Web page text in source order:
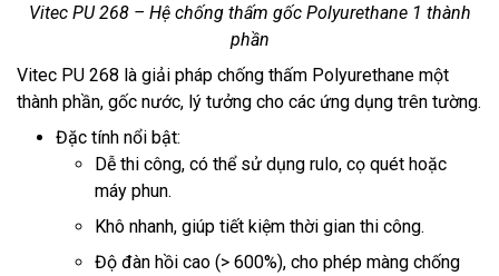
Vitec PU 268 – Hệ chống thấm gốc Polyurethane 1 thành
phần
Vitec PU 268 là giải pháp chống thấm Polyurethane một
thành phần, gốc nước, lý tưởng cho các ứng dụng trên tường.
Đặc tính nổi bật:
Dễ thi công, có thể sử dụng rulo, cọ quét hoặc
máy phun.
Khô nhanh, giúp tiết kiệm thời gian thi công.
Độ đàn hồi cao (> 600%), cho phép màng chống